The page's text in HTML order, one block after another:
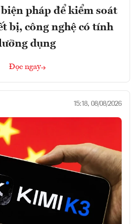
pháp để kiểm soát
bị, công nghệ có tính
dụng
Đọc ngay
15:18, 08/08/2026